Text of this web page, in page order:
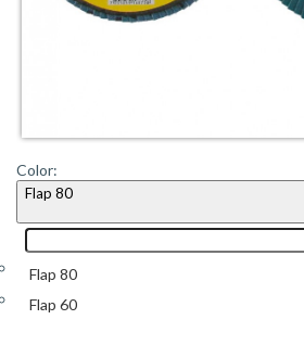
Color:
Flap 80
Flap 80
Flap 60